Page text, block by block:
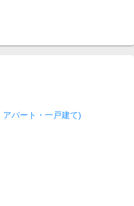
パート・一戸建て)